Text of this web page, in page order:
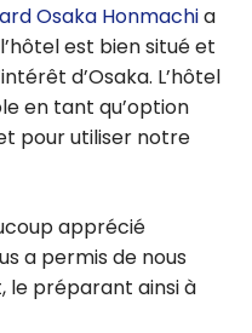
Osaka Honmachia
est bien situé et
d’Osaka. L’hôtel
en tant qu’option
pour utiliser notre
apprécié
a permis de nous
préparant ainsi à